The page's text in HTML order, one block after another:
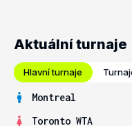
Aktuální turnaje
Hlavní turnaje
Montreal
Toronto WTA